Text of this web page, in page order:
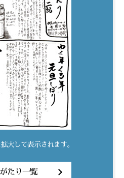
大して表示されます。
たり一覧